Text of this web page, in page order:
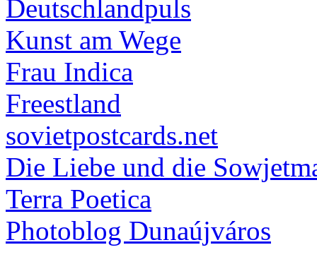
Deutschlandpuls
Kunst am Wege
Frau Indica
Freestland
sovietpostcards.net
Die Liebe und die
Terra Poetica
Photoblog Dunaújváros